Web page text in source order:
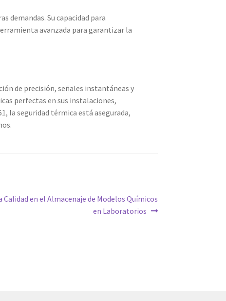
demandas. Su capacidad para
avanzada para garantizar la
de precisión, señales instantáneas y
perfectas en sus instalaciones,
la seguridad térmica está asegurada,
Calidad en el Almacenaje de Modelos Químicos
en Laboratorios